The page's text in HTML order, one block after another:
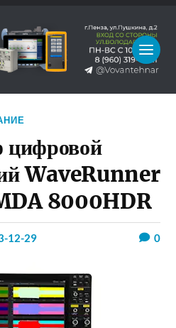
цифровой
WaveRunner
8000HDR
12-29 0